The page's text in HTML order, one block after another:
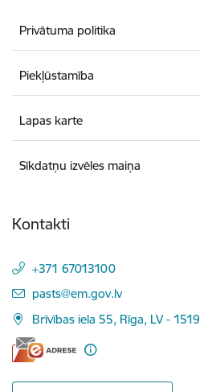
Privātuma politika
Piekļūstamība
Lapas karte
Sīkdatņu izvēles maiņa
Kontakti
+371 67013100
E-pasts:
pasts@em.gov.lv
Brīvības iela 55, Rīga, LV - 1519